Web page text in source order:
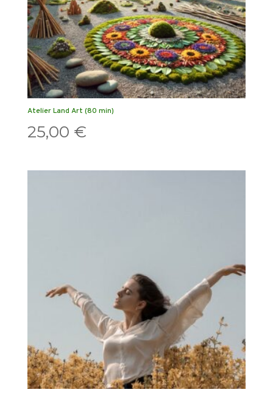
Atelier Land Art (80 min)
25,00 €